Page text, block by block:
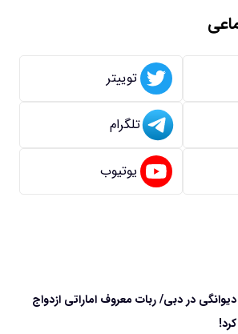
توییتر
تلگرام
یوتیوب
دیوانگی در دبی/ ربات معروف اماراتی ازدواج
کرد!